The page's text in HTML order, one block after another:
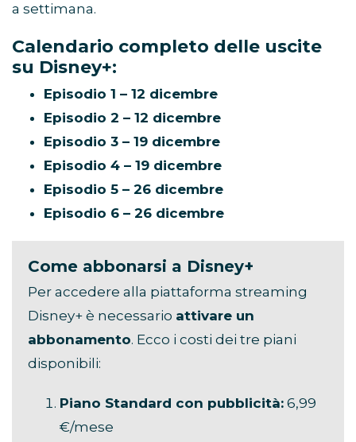
a settimana.
Calendario completo delle uscite
su Disney+:
Episodio 1 – 12 dicembre
Episodio 2 – 12 dicembre
Episodio 3 – 19 dicembre
Episodio 4 – 19 dicembre
Episodio 5 – 26 dicembre
Episodio 6 – 26 dicembre
Come abbonarsi a Disney+
Per accedere alla piattaforma streaming
Disney+ è necessario attivare un
abbonamento. Ecco i costi dei tre piani
disponibili:
Piano Standard con pubblicità: 6,99
€/mese